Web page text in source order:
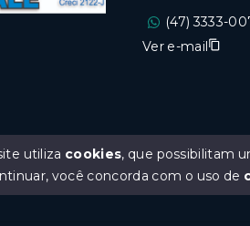
(47) 3333-
Ver e-mail
utiliza cookies, que possibilitam
você concorda com o uso de